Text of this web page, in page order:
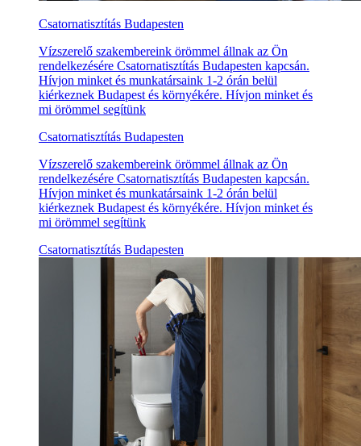
Csatornatisztítás Budapesten
Vízszerelő szakembereink örömmel állnak az Ön
rendelkezésére Csatornatisztítás Budapesten kapcsán.
Hívjon minket és munkatársaink 1-2 órán belül
kiérkeznek Budapest és környékére. Hívjon minket és
mi örömmel segítünk
Csatornatisztítás Budapesten
Vízszerelő szakembereink örömmel állnak az Ön
rendelkezésére Csatornatisztítás Budapesten kapcsán.
Hívjon minket és munkatársaink 1-2 órán belül
kiérkeznek Budapest és környékére. Hívjon minket és
mi örömmel segítünk
Csatornatisztítás Budapesten